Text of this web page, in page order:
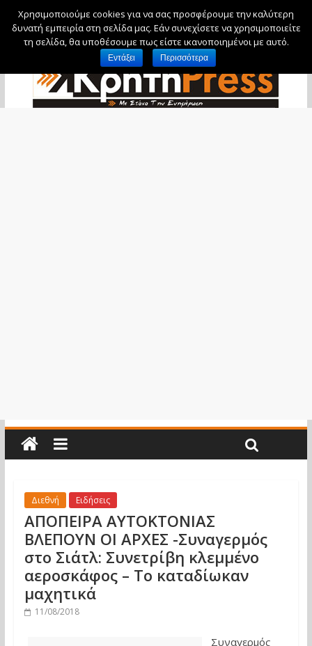
Παρασκευή, 7 Αυγούστου, 2026
Διεθνή Ειδήσεις
ΑΠΟΠΕΙΡΑ ΑΥΤΟΚΤΟΝΙΑΣ
ΒΛΕΠΟΥΝ ΟΙ ΑΡΧΕΣ -Συναγερμός
στο Σιάτλ: Συνετρίβη κλεμμένο
αεροσκάφος – Το καταδίωκαν
μαχητικά
11/08/2018
Συναγερμός
Χρησιμοποιούμε cookies για να σας προσφέρουμε την καλύτερη
δυνατή εμπειρία στη σελίδα μας. Εάν συνεχίσετε να χρησιμοποιείτε
τη σελίδα, θα υποθέσουμε πως είστε ικανοποιημένοι με αυτό.
Εντάξει Περισσότερα